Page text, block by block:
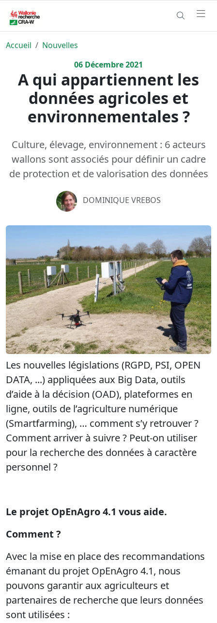
Accueil
Nouvelles
06 Décembre2021
A qui appartiennent les
données agricoles et
environnementales ?
Culture, élevage, environnement : 6 acteurs
wallons sont associés pour définir un cadre
de protection et de valorisation des données
DOMINIQUE VREBOS
Les nouvelles législations (RGPD, PSI, OPEN
DATA, ...) appliquées aux Big Data, outils
d’aide à la décision (OAD), plateformes en
ligne, outils de l’agriculture numérique
(Smartfarming), … comment s’y retrouver ?
Comment arriver à suivre ? Peut-on utiliser
pour la recherche des données à caractère
personnel ?
Le projet OpEnAgro 4.1 vous aide.
Comment ?
Avec la mise en place des recommandations
émanant du projet OpEnAgro 4.1, nous
pouvons garantir aux agriculteurs et
partenaires de recherche que leurs données
sont utilisées :